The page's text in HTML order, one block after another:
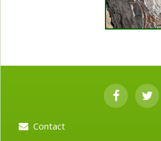
Contact